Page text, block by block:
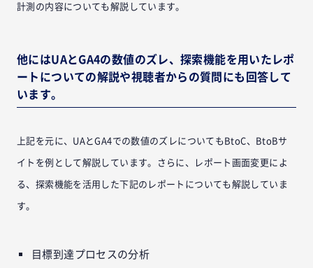
計測の内容についても解説しています。
他にはUAとGA4の数値のズレ、探索機能を用いたレポ
ートについての解説や視聴者からの質問にも回答して
います。
上記を元に、UAとGA4での数値のズレについてもBtoC、BtoBサ
イトを例として解説しています。さらに、レポート画面変更によ
る、探索機能を活用した下記のレポートについても解説していま
す。
目標到達プロセスの分析